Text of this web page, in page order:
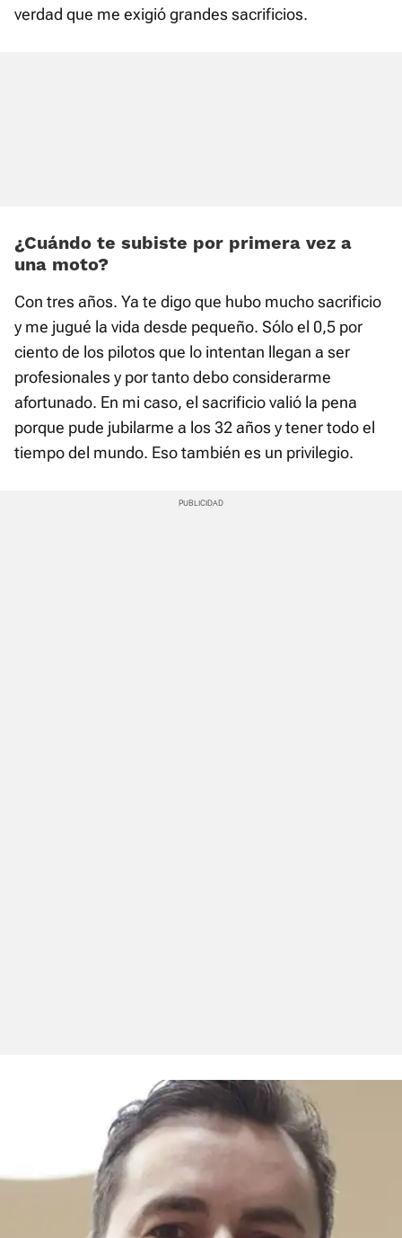
verdad que me exigió grandes sacrificios.
¿Cuándo te subiste por primera vez a
una moto?
Con tres años. Ya te digo que hubo mucho sacrificio
y me jugué la vida desde pequeño. Sólo el 0,5 por
ciento de los pilotos que lo intentan llegan a ser
profesionales y por tanto debo considerarme
afortunado. En mi caso, el sacrificio valió la pena
porque pude jubilarme a los 32 años y tener todo el
tiempo del mundo. Eso también es un privilegio.